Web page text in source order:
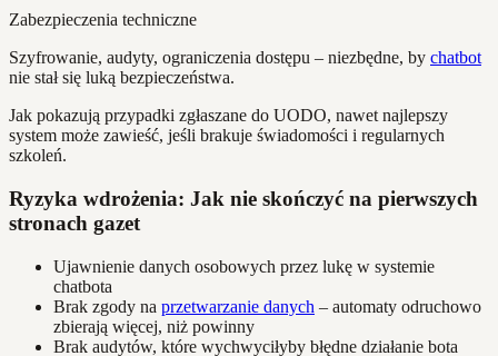
Zabezpieczenia techniczne
Szyfrowanie, audyty, ograniczenia dostępu – niezbędne, by chatbot
nie stał się luką bezpieczeństwa.
Jak pokazują przypadki zgłaszane do UODO, nawet najlepszy
system może zawieść, jeśli brakuje świadomości i regularnych
szkoleń.
Ryzyka wdrożenia: Jak nie skończyć na pierwszych
stronach gazet
Ujawnienie danych osobowych przez lukę w systemie
chatbota
Brak zgody na przetwarzanie danych – automaty odruchowo
zbierają więcej, niż powinny
Brak audytów, które wychwyciłyby błędne działanie bota